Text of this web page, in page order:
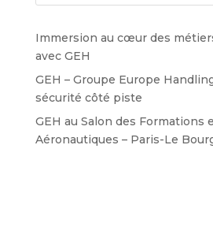
Immersion au cœur des
avec GEH
GEH – Groupe Europe
sécurité côté piste
GEH au Salon des Formations
Aéronautiques – Paris-Le